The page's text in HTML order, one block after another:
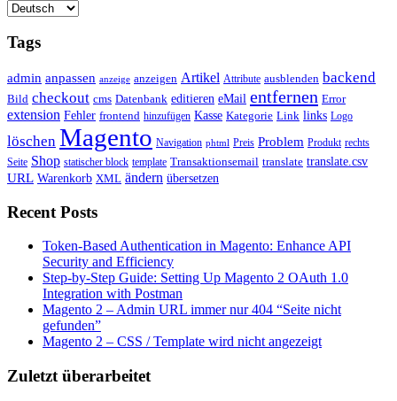
Tags
admin anpassen anzeige anzeigen Artikel Attribute ausblenden backend
Bild checkout cms Datenbank editieren eMail entfernen Error
extension Fehler frontend hinzufügen Kasse Kategorie Link links Logo
löschen Magento Navigation phtml Preis Problem Produkt rechts
Seite Shop statischer block template Transaktionsemail translate translate.csv
URL Warenkorb XML ändern übersetzen
Recent Posts
Token-Based Authentication in Magento: Enhance API
Security and Efficiency
Step-by-Step Guide: Setting Up Magento 2 OAuth 1.0
Integration with Postman
Magento 2 – Admin URL immer nur 404 “Seite nicht
gefunden”
Magento 2 – CSS / Template wird nicht angezeigt
Zuletzt überarbeitet